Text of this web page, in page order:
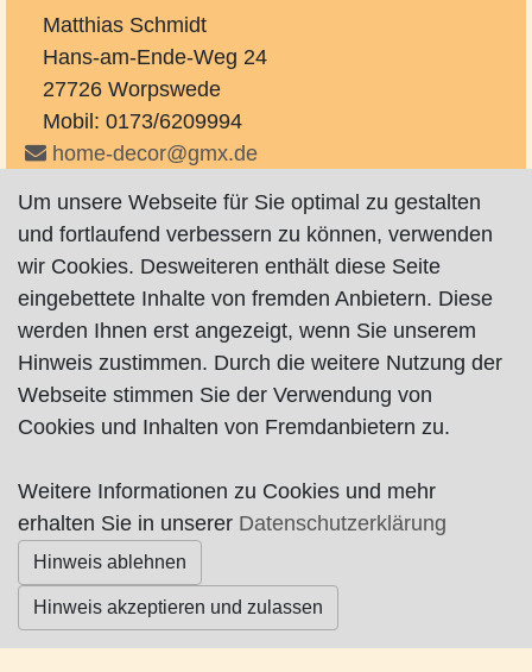
Matthias Schmidt
Hans-am-Ende-Weg 24
27726 Worpswede
Mobil: 0173/6209994
home-decor@gmx.de
Impressum|Datenschutz| AGB
© Worpswede24 2015-2026
Um unsere Webseite für Sie optimal zu gestalten
und fortlaufend verbessern zu können, verwenden
wir Cookies. Desweiteren enthält diese Seite
eingebettete Inhalte von fremden Anbietern. Diese
werden Ihnen erst angezeigt, wenn Sie unserem
Hinweis zustimmen. Durch die weitere Nutzung der
Webseite stimmen Sie der Verwendung von
Cookies und Inhalten von Fremdanbietern zu.
Weitere Informationen zu Cookies und mehr
erhalten Sie in unserer Datenschutzerklärung
Hinweis ablehnen
Hinweis akzeptieren und zulassen